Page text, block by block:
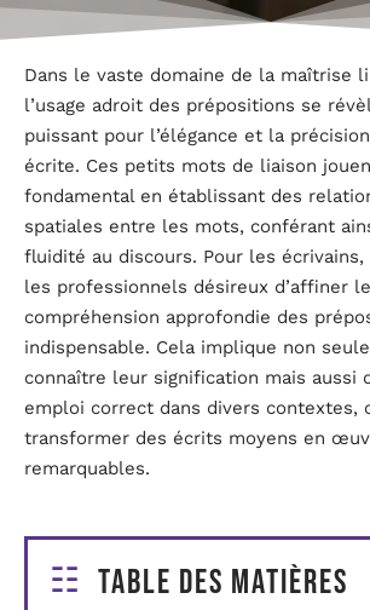
Dans le vaste domaine de la maîtrise
l’usage adroit des prépositions se
puissant pour l’élégance et la
écrite. Ces petits mots de liaison
fondamental en établissant des
spatiales entre les mots, conférant
fluidité au discours. Pour les
les professionnels désireux d’affiner
compréhension approfondie des
indispensable. Cela implique non
connaître leur signification mais aussi
emploi correct dans divers contextes,
transformer des écrits moyens en
remarquables.
Table des matières